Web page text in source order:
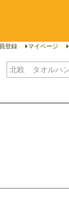
登録 マイページ